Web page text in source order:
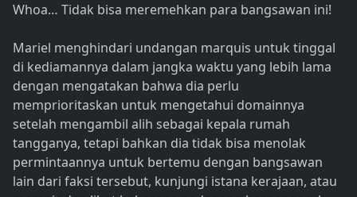
Whoa… Tidak bisa meremehkan para bangsawan ini!
Mariel menghindari undangan marquis untuk tinggal
di kediamannya dalam jangka waktu yang lebih lama
dengan mengatakan bahwa dia perlu
memprioritaskan untuk mengetahui domainnya
setelah mengambil alih sebagai kepala rumah
tangganya, tetapi bahkan dia tidak bisa menolak
permintaannya untuk bertemu dengan bangsawan
lain dari faksi tersebut, kunjungi istana kerajaan, atau